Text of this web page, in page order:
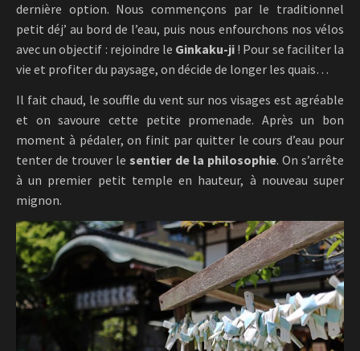
dernière option. Nous commençons par le traditionnel
petit déj’ au bord de l’eau, puis nous enfourchons nos vélos
avec un objectif : rejoindre le Ginkaku-ji ! Pour se faciliter la
vie et profiter du paysage, on décide de longer les quais…
Il fait chaud, le souffle du vent sur nos visages est agréable
et on savoure cette petite promenade. Après un bon
moment à pédaler, on finit par quitter le cours d’eau pour
tenter de trouver lesentier de la philosophie. On s’arrête
à un premier petit temple en hauteur, à nouveau super
mignon.